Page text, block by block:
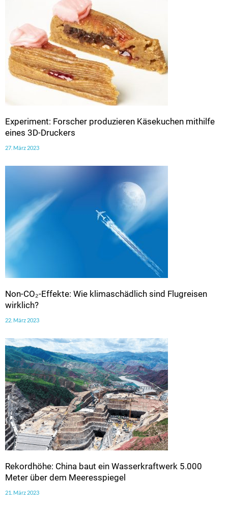
Experiment: Forscher produzieren Käsekuchen mithilfe
eines 3D-Druckers
27. März 2023
Non-CO₂-Effekte: Wie klimaschädlich sind Flugreisen
wirklich?
22. März 2023
Rekordhöhe: China baut ein Wasserkraftwerk 5.000
Meter über dem Meeresspiegel
21. März 2023